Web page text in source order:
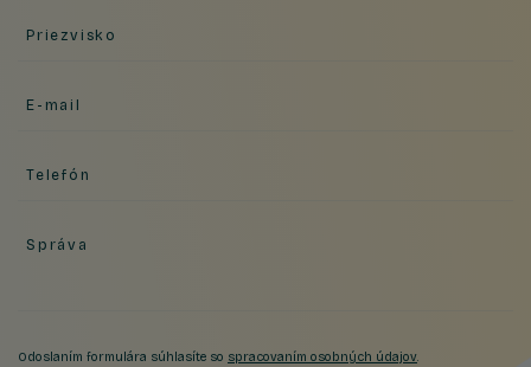
Priezvisko
E-mail
Telefón
Správa
Odoslaním formulára súhlasíte so spracovaním osobných údajov.